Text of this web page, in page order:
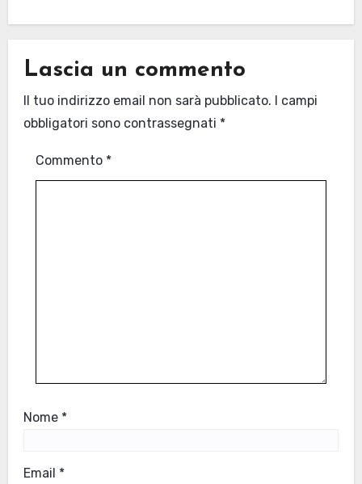
Lascia un commento
Il tuo indirizzo email non sarà pubblicato.
I campi
obbligatori sono contrassegnati *
Commento *
Nome *
Email *